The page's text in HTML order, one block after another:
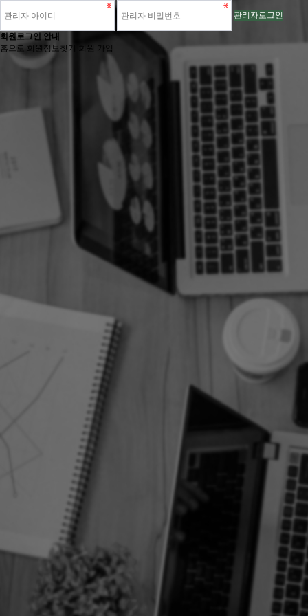
관리자로그인
회원로그인 안내
홈으로 회원정보찾기 회원 가입